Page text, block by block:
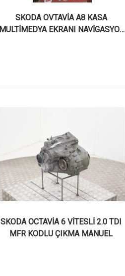
SKODA OVTAVİA A8 KASA
MULTİMEDYA EKRANI NAVİGASYON
SKODA OCTAVİA 6 VİTESLİ 2.0 TDI
MFR KODLU ÇIKMA MANUEL